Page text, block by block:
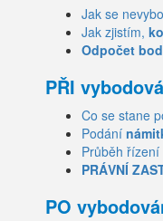
Jak se
Jak zjistím,
Odpočet
PŘI
Co se stane
Podání
Průběh
PRÁVNÍ
PO